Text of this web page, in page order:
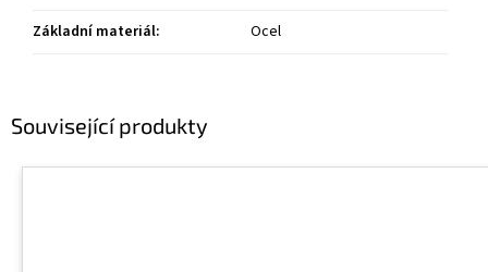
Související produkty
Základní materiál: Ocel